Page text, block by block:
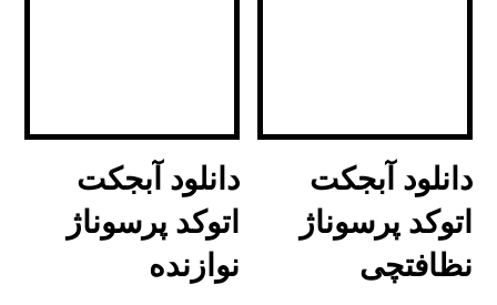
دانلود آبجکت
اتوکد پرسوناژ
نظافتچی
دانلود آبجکت
اتوکد پرسوناژ
نوازنده